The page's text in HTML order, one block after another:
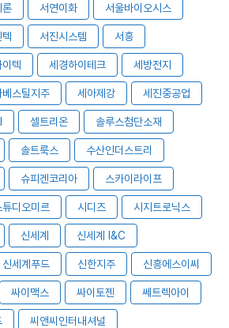
론 서연이화 서울바이오시스
텍 서진시스템 서흥
텍 세경하이테크 세방전지
베스틸지주 세아제강 세진중공업
셀트리온 솔루스첨단소재
솔트룩스 수산인더스트리
슈피겐코리아 스카이라이프
튜디오미르 시디즈 시지트로닉스
신세계 신세계 I&C
신세계푸드 신한지주 신흥에스이씨
싸이맥스 싸이토젠 쎄트렉아이
씨앤씨인터내셔널